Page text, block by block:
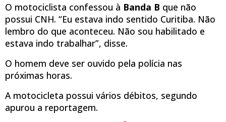
O motociclista confessou à Banda B que não
possui CNH. “Eu estava indo sentido Curitiba. Não
lembro do que aconteceu. Não sou habilitado e
estava indo trabalhar”, disse.
O homem deve ser ouvido pela polícia nas
próximas horas.
A motocicleta possui vários débitos, segundo
apurou a reportagem.